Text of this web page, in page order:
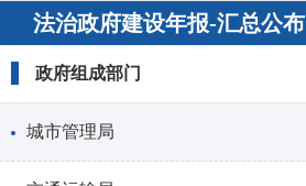
法治政府建设年报-汇总公布
政府组成部门
城市管理局